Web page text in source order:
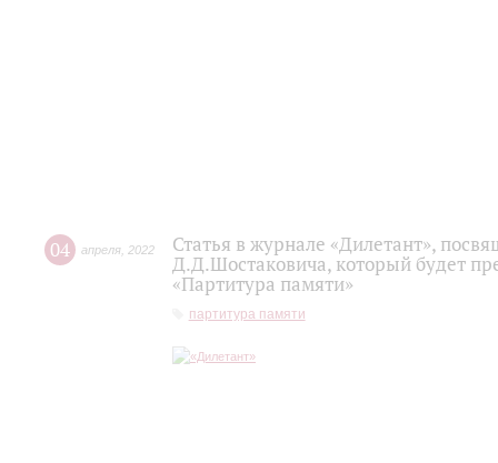
04 апреля 2022
Статья в журнале «Дилетант»,
Д.Д.Шостаковича, который будет
«Партитура памяти»
партитура памяти